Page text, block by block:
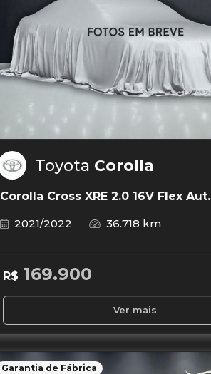
Toyota Corolla
Corolla Cross XRE 2.0 16V Flex Aut.
2021/2022
36.718 km
R$ 169.900
Ver mais
Garantia de Fábrica